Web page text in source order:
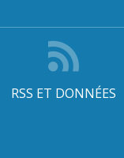
RSS ET DONNÉES